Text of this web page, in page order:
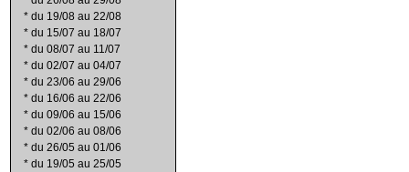
* du 19/08 au 22/08
* du 15/07 au 18/07
* du 08/07 au 11/07
* du 02/07 au 04/07
* du 23/06 au 29/06
* du 16/06 au 22/06
* du 09/06 au 15/06
* du 02/06 au 08/06
* du 26/05 au 01/06
* du 19/05 au 25/05